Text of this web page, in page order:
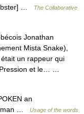
…
The Collaborative
Jonathan
Mista Snake),
un rappeur qui
Pression et le… …
an
man …
Usage of the words